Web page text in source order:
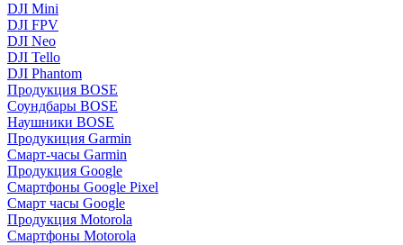
DJI Mini
DJI FPV
DJI Neo
DJI Tello
DJI Phantom
Продукция BOSE
Соундбары BOSE
Наушники BOSE
Продукиция Garmin
Смарт-часы Garmin
Продукция Google
Смартфоны Google Pixel
Смарт часы Google
Продукция Motorola
Смартфоны Motorola